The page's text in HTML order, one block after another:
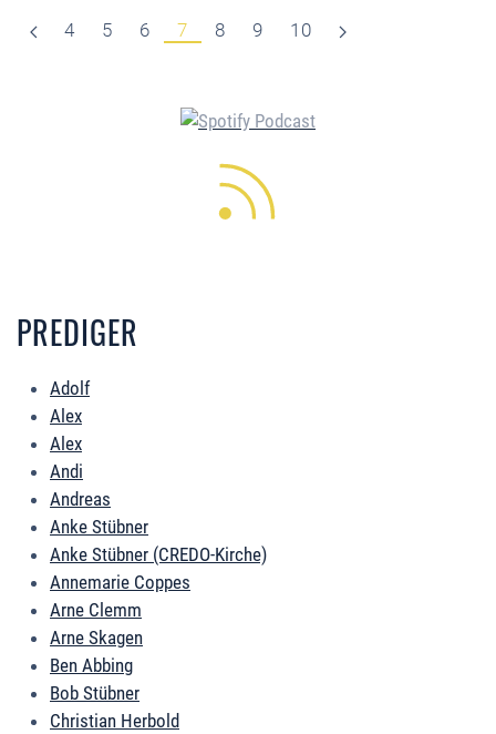
4
5 6 7 8 9 10
PREDIGER
Adolf
Alex
Alex
Andi
Andreas
Anke Stübner
Anke Stübner (CREDO-Kirche)
Annemarie Coppes
Arne Clemm
Arne Skagen
Ben Abbing
Bob Stübner
Christian Herbold